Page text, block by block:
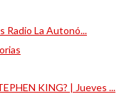
Radio La Autonó...
KING? | Jueves ...